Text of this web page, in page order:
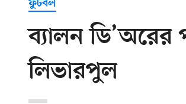
ফুটবল
ব্যালন ডি’অরের
লিভারপুল